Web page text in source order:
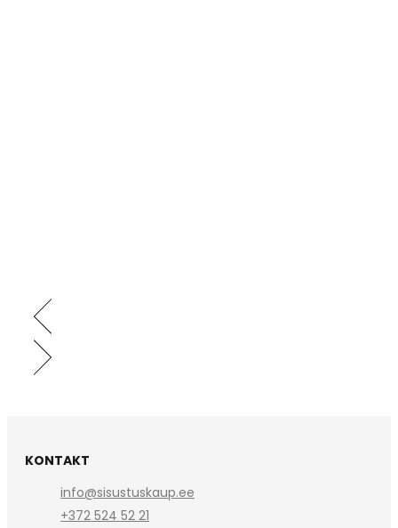
KONTAKT
info@sisustuskaup.ee
+372 524 52 21